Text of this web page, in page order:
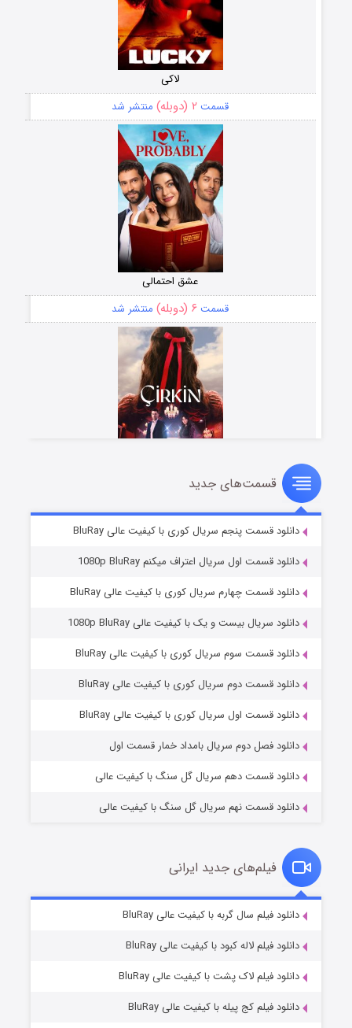
لاکی
قسمت ۲ (دوبله) منتشر شد
عشق احتمالی
قسمت ۶ (دوبله) منتشر شد
سریال زشت
قسمت۵ (زیرنویس) منتشر شد
وستی ها
قسمت۱ (زیرنویس) منتشر شد
قسمت۶ (زیرنویس) منتشر شد
قسمت‌های جدید
دانلود قسمت پنجم سریال کوری با کیفیت عالی BluRay
دانلود قسمت اول سریال اعتراف میکنم 1080p BluRay
دانلود قسمت چهارم سریال کوری با کیفیت عالی BluRay
دانلود سریال بیست و یک با کیفیت عالی 1080p BluRay
دانلود قسمت سوم سریال کوری با کیفیت عالی BluRay
دانلود قسمت دوم سریال کوری با کیفیت عالی BluRay
دانلود قسمت اول سریال کوری با کیفیت عالی BluRay
دانلود فصل دوم سریال بامداد خمار قسمت اول
دانلود قسمت دهم سریال گل سنگ با کیفیت عالی
دانلود قسمت نهم سریال گل سنگ با کیفیت عالی
فیلم‌های جدید ایرانی
دانلود فیلم سال گربه با کیفیت عالی BluRay
دانلود فیلم لاله کبود با کیفیت عالی BluRay
دانلود فیلم لاک پشت با کیفیت عالی BluRay
دانلود فیلم کج‌ پیله با کیفیت عالی BluRay